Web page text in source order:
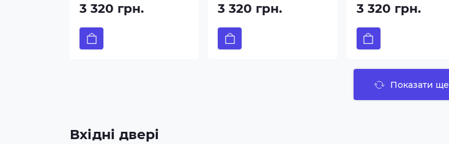
3 320 грн. 3 320 грн. 3 320 грн.
Показати ще
Вхідні двері